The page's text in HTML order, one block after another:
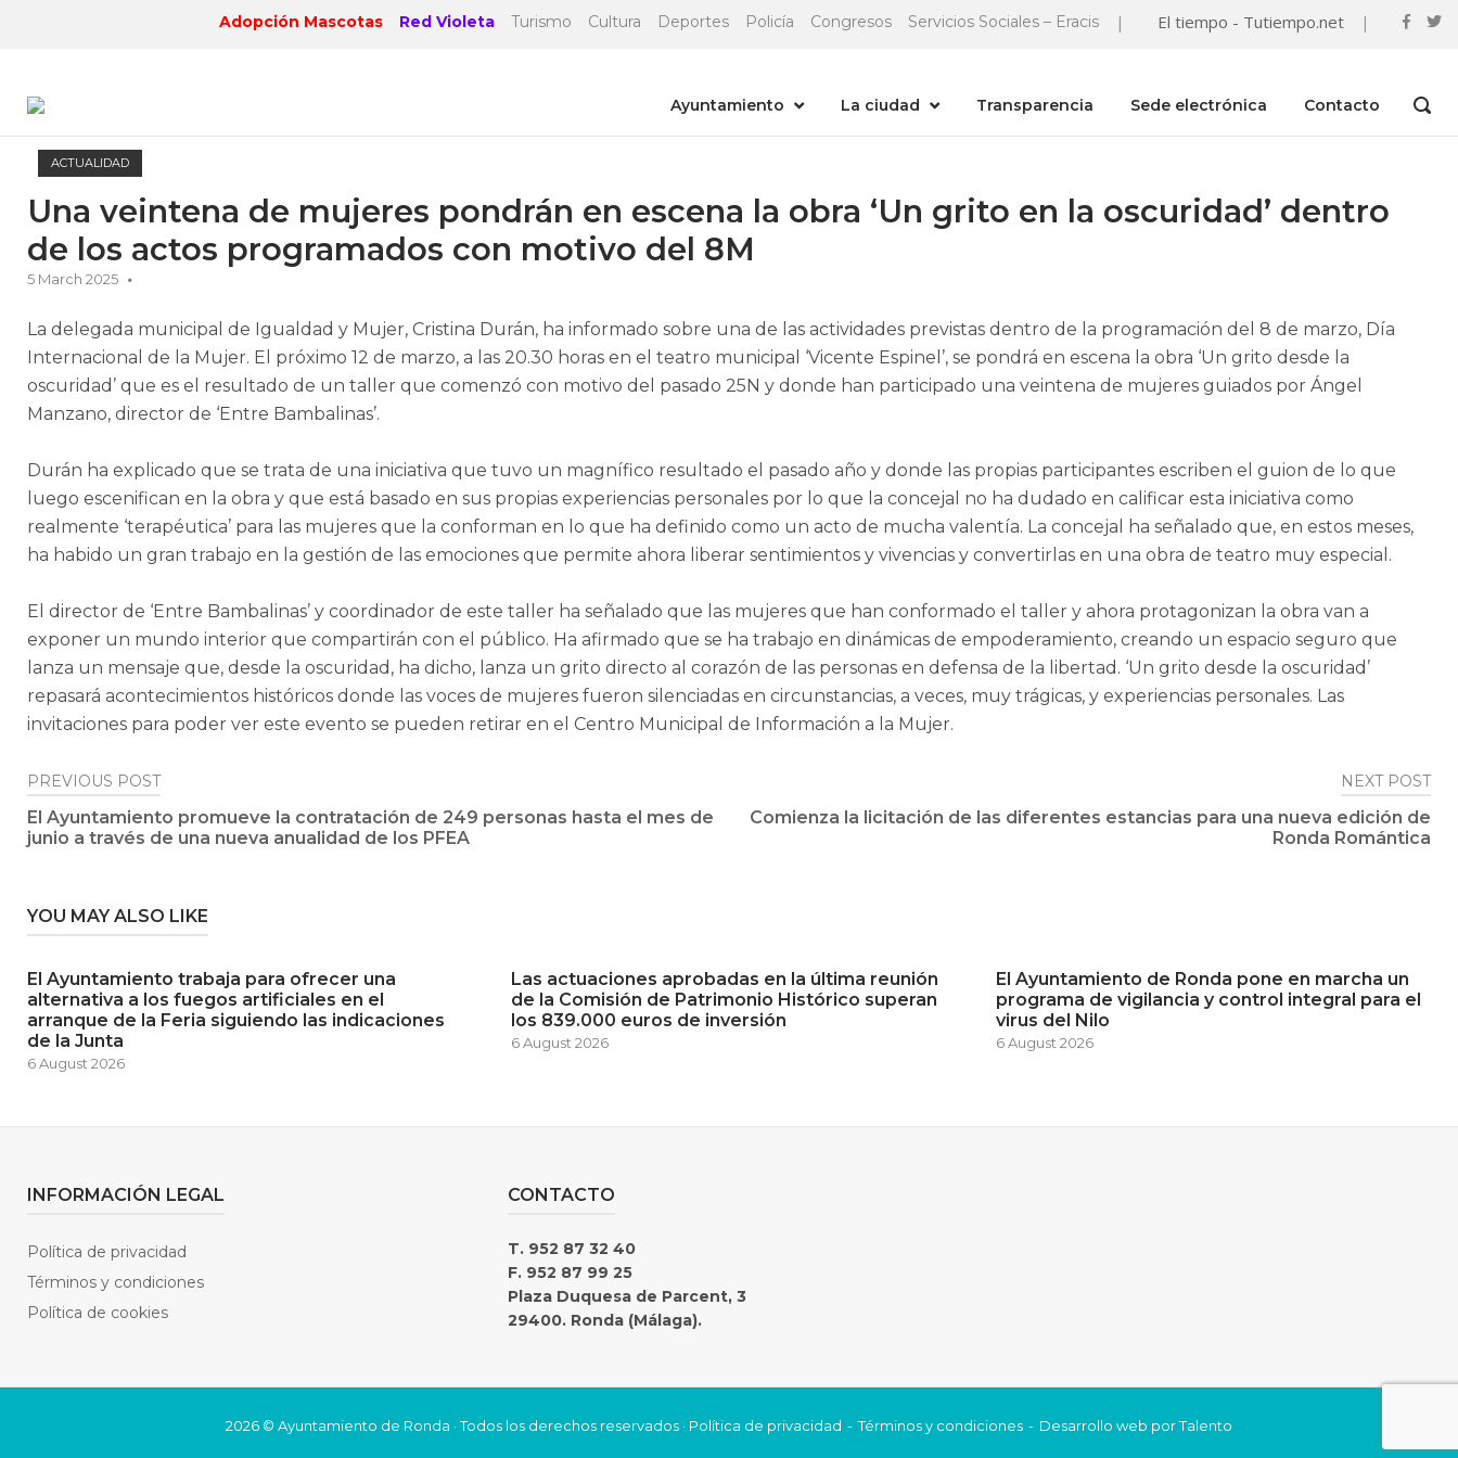
Adopción Mascotas Red Violeta Turismo Cultura Deportes Policía Congresos Servicios Sociales – Eracis | El tiempo - Tutiempo.net |
Ayuntamiento La ciudad Transparencia Sede electrónica Contacto
OPEN
ACTUALIDAD
Una veintena de mujeres pondrán en escena la obra ‘Un grito en la oscuridad’ dentro
de los actos programados con motivo del 8M
5 March 2025
La delegada municipal de Igualdad y Mujer, Cristina Durán, ha informado sobre una de las actividades previstas dentro de la programación del 8 de marzo, Día
Internacional de la Mujer. El próximo 12 de marzo, a las 20.30 horas en el teatro municipal ‘Vicente Espinel’, se pondrá en escena la obra ‘Un grito desde la
oscuridad’ que es el resultado de un taller que comenzó con motivo del pasado 25N y donde han participado una veintena de mujeres guiados por Ángel
Manzano, director de ‘Entre Bambalinas’.
Durán ha explicado que se trata de una iniciativa que tuvo un magnífico resultado el pasado año y donde las propias participantes escriben el guion de lo que
luego escenifican en la obra y que está basado en sus propias experiencias personales por lo que la concejal no ha dudado en calificar esta iniciativa como
realmente ‘terapéutica’ para las mujeres que la conforman en lo que ha definido como un acto de mucha valentía. La concejal ha señalado que, en estos meses,
ha habido un gran trabajo en la gestión de las emociones que permite ahora liberar sentimientos y vivencias y convertirlas en una obra de teatro muy especial.
El director de ‘Entre Bambalinas’ y coordinador de este taller ha señalado que las mujeres que han conformado el taller y ahora protagonizan la obra van a
exponer un mundo interior que compartirán con el público. Ha afirmado que se ha trabajo en dinámicas de empoderamiento, creando un espacio seguro que
lanza un mensaje que, desde la oscuridad, ha dicho, lanza un grito directo al corazón de las personas en defensa de la libertad. ‘Un grito desde la oscuridad’
repasará acontecimientos históricos donde las voces de mujeres fueron silenciadas en circunstancias, a veces, muy trágicas, y experiencias personales. Las
invitaciones para poder ver este evento se pueden retirar en el Centro Municipal de Información a la Mujer.
Post
navigation
PREVIOUS POST
El Ayuntamiento promueve la contratación de 249 personas hasta el mes de
junio a través de una nueva anualidad de los PFEA
NEXT POST
Comienza la licitación de las diferentes estancias para una nueva edición de
Ronda Romántica
YOU MAY ALSO LIKE
El Ayuntamiento trabaja para ofrecer una
alternativa a los fuegos artificiales en el
arranque de la Feria siguiendo las indicaciones
de la Junta
6 August 2026
Las actuaciones aprobadas en la última reunión
de la Comisión de Patrimonio Histórico superan
los 839.000 euros de inversión
6 August 2026
El Ayuntamiento de Ronda pone en marcha un
programa de vigilancia y control integral para el
virus del Nilo
6 August 2026
INFORMACIÓN LEGAL
Política de privacidad
Términos y condiciones
Política de cookies
CONTACTO
T. 952 87 32 40
F. 952 87 99 25
Plaza Duquesa de Parcent, 3
29400. Ronda (Málaga).
2026 © Ayuntamiento de Ronda · Todos los derechos reservados · Política de privacidad Términos y condiciones Desarrollo web porTalento